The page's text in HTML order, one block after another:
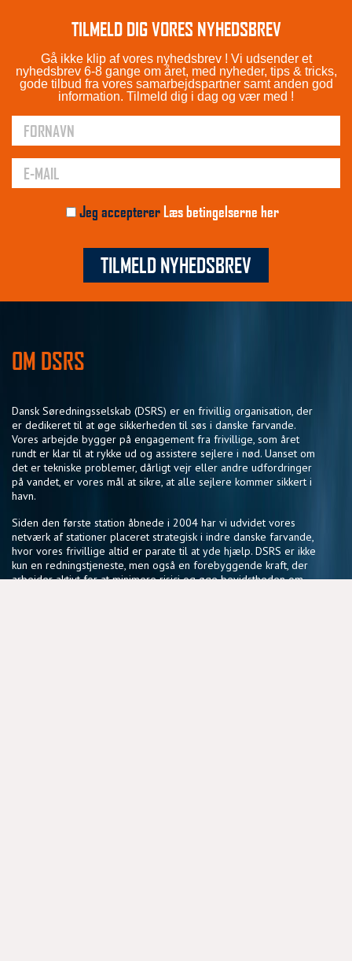
TILMELD DIG VORES NYHEDSBREV
Gå ikke klip af vores nyhedsbrev ! Vi udsender et
nyhedsbrev 6-8 gange om året, med nyheder, tips & tricks,
gode tilbud fra vores samarbejdspartner samt anden god
information. Tilmeld dig i dag og vær med !
Jeg acceptererLæs betingelserne her
TILMELD NYHEDSBREV
OM DSRS
Dansk Søredningsselskab (DSRS) er en frivillig organisation, der
er dedikeret til at øge sikkerheden til søs i danske farvande.
Vores arbejde bygger på engagement fra frivillige, som året
rundt er klar til at rykke ud og assistere sejlere i nød. Uanset om
det er tekniske problemer, dårligt vejr eller andre udfordringer
på vandet, er vores mål at sikre, at alle sejlere kommer sikkert i
havn.
Siden den første station åbnede i 2004 har vi udvidet vores
netværk af stationer placeret strategisk i indre danske farvande,
hvor vores frivillige altid er parate til at yde hjælp. DSRS er ikke
kun en redningstjeneste, men også en forebyggende kraft, der
arbejder aktivt for at minimere risici og øge bevidstheden om